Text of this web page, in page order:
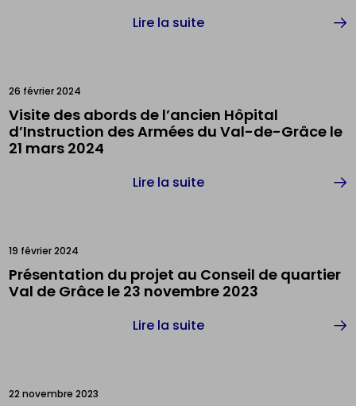
Lire la suite
26 février 2024
Visite des abords de l’ancien Hôpital
d’Instruction des Armées du Val-de-Grâce le
21 mars 2024
Lire la suite
19 février 2024
Présentation du projet au Conseil de quartier
Val de Grâce le 23 novembre 2023
Lire la suite
22 novembre 2023